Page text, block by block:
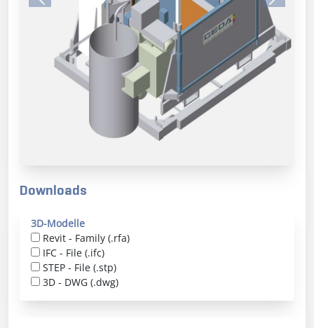
Downloads
3D-Modelle
Revit - Family (.rfa)
IFC - File (.ifc)
STEP - File (.stp)
3D - DWG (.dwg)